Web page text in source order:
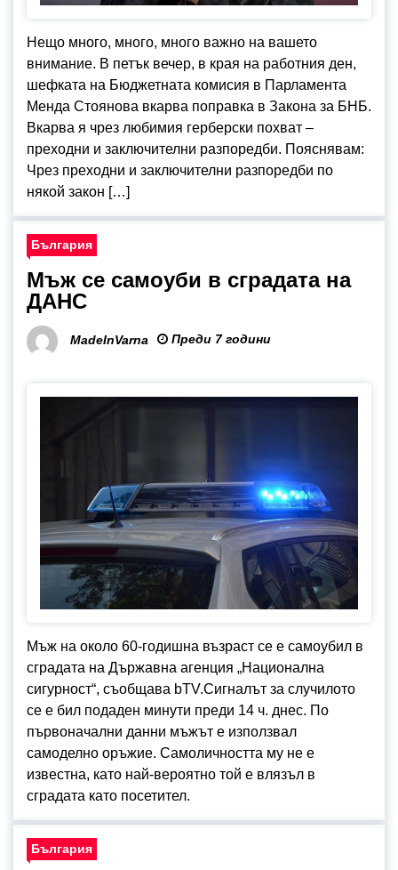
Нещо много, много, много важно на вашето
внимание. В петък вечер, в края на работния ден,
шефката на Бюджетната комисия в Парламента
Менда Стоянова вкарва поправка в Закона за БНБ.
Вкарва я чрез любимия герберски похват –
преходни и заключителни разпоредби. Пояснявам:
Чрез преходни и заключителни разпоредби по
някой закон […]
България
Мъж се самоуби в сградата на
ДАНС
MadeInVarna Преди 7 години
Мъж на около 60-годишна възраст се е самоубил в
сградата на Държавна агенция „Национална
сигурност“, съобщава bTV.Сигналът за случилото
се е бил подаден минути преди 14 ч. днес. По
първоначални данни мъжът е използвал
самоделно оръжие. Самоличността му не е
известна, като най-вероятно той е влязъл в
сградата като посетител.
България